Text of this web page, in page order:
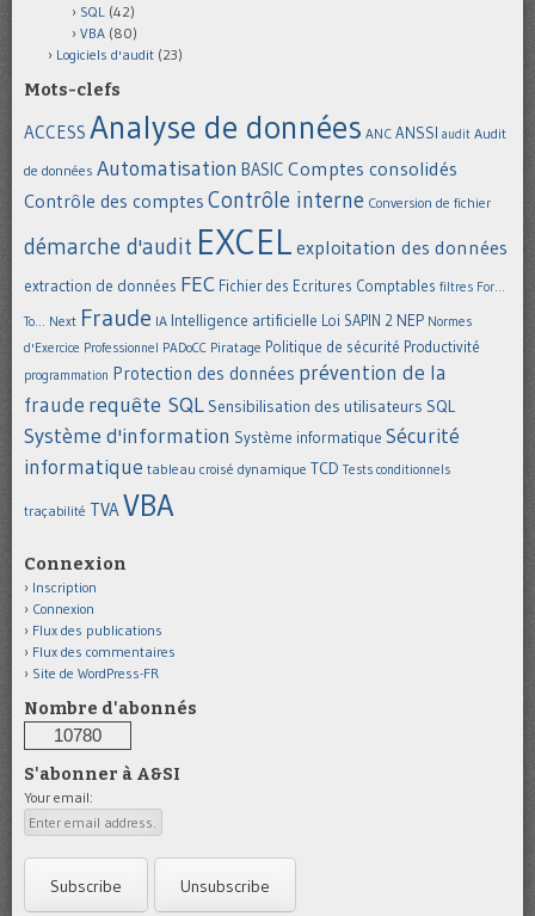
SQL (42)
VBA (80)
Logiciels d'audit (23)
Mots-clefs
ACCESS Analyse de données ANC ANSSI audit Audit
de données Automatisation BASIC Comptes consolidés
Contrôle des comptes Contrôle interne Conversion de fichier
démarche d'audit EXCEL exploitation des données
extraction de données FEC Fichier des Ecritures Comptables filtres For...
To... Next Fraude IA Intelligence artificielle Loi SAPIN 2 NEP Normes
d'Exercice Professionnel PADoCC Piratage Politique de sécurité Productivité
programmation Protection des données prévention de la
fraude requête SQL Sensibilisation des utilisateurs SQL
Système d'information Système informatique Sécurité
informatique tableau croisé dynamique TCD Tests conditionnels
traçabilité TVAVBA
Connexion
Inscription
Connexion
Flux des publications
Flux des commentaires
Site de WordPress-FR
Nombre d'abonnés
10780
S'abonner à A&SI
Your email: